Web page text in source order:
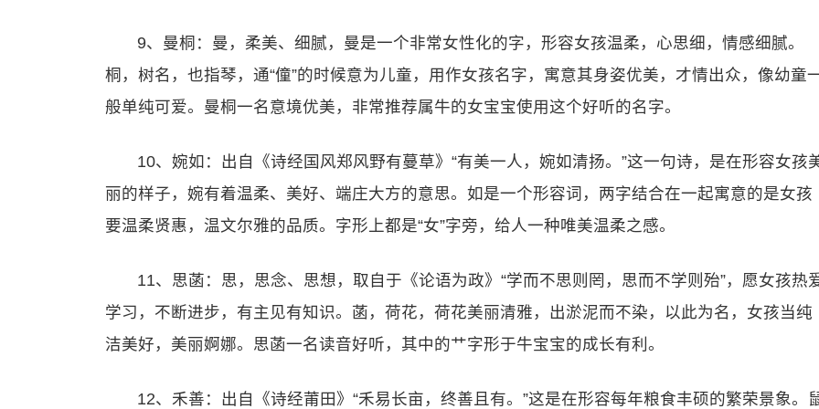
9、曼桐：曼，柔美、细腻，曼是一个非常女性化的字，形容女孩温柔，心思细，情感细腻。
桐，树名，也指琴，通“僮”的时候意为儿童，用作女孩名字，寓意其身姿优美，才情出众，像幼童
般单纯可爱。曼桐一名意境优美，非常推荐属牛的女宝宝使用这个好听的名字。
10、婉如：出自《诗经国风郑风野有蔓草》“有美一人，婉如清扬。”这一句诗，是在形容女孩
丽的样子，婉有着温柔、美好、端庄大方的意思。如是一个形容词，两字结合在一起寓意的是女孩
要温柔贤惠，温文尔雅的品质。字形上都是“女”字旁，给人一种唯美温柔之感。
11、思菡：思，思念、思想，取自于《论语为政》“学而不思则罔，思而不学则殆”，愿女孩热
学习，不断进步，有主见有知识。菡，荷花，荷花美丽清雅，出淤泥而不染，以此为名，女孩当纯
洁美好，美丽婀娜。思菡一名读音好听，其中的艹字形于牛宝宝的成长有利。
12、禾善：出自《诗经莆田》“禾易长亩，终善且有。”这是在形容每年粮食丰硕的繁荣景象。